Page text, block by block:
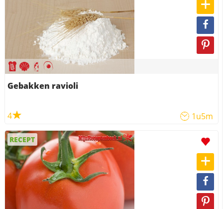
Gebakken ravioli
4 1u5m
RECEPT